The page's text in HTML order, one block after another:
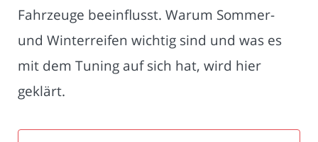
Fahrzeuge beeinflusst. Warum Sommer-
und Winterreifen wichtig sind und was es
mit dem Tuning auf sich hat, wird hier
geklärt.